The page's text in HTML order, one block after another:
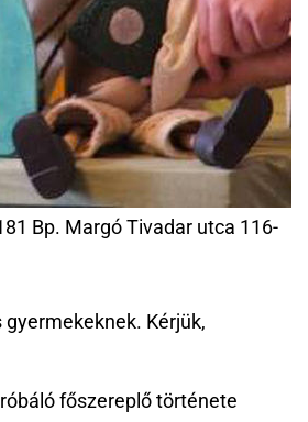
Bp. Margó Tivadar utca 116-
gyermekeknek. Kérjük,
főszereplő története